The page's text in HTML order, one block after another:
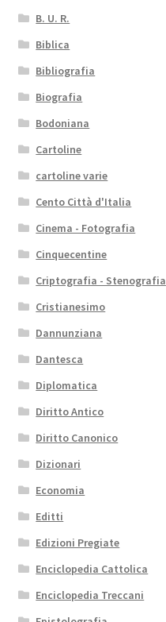
B. U. R.
Biblica
Bibliografia
Biografia
Bodoniana
Cartoline
cartoline varie
Cento Città d'Italia
Cinema - Fotografia
Cinquecentine
Criptografia - Stenografia
Cristianesimo
Dannunziana
Dantesca
Diplomatica
Diritto Antico
Diritto Canonico
Dizionari
Economia
Editti
Edizioni Pregiate
Enciclopedia Cattolica
Enciclopedia Treccani